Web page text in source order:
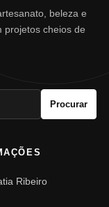
beleza e
projetos cheios de
Procurar
Ribeiro